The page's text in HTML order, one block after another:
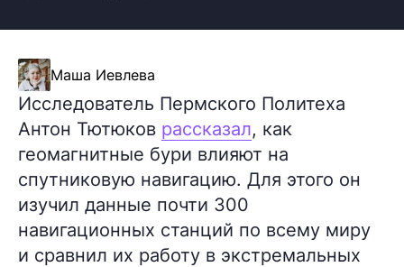
Маша Иевлева
Исследователь Пермского Политеха
Антон Тютюков рассказал, как
геомагнитные бури влияют на
спутниковую навигацию. Для этого он
изучил данные почти 300
навигационных станций по всему миру
и сравнил их работу в экстремальных